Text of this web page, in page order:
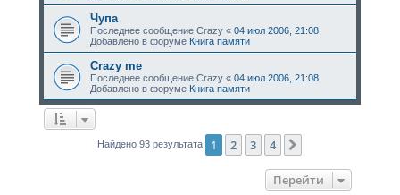
Чупа
Последнее сообщение Crazy« 04 июл 2006, 21:08
Добавлено в форуме Книга памяти
Crazy me
Последнее сообщение Crazy« 04 июл 2006, 21:08
Добавлено в форуме Книга памяти
Найдено 93 результата 1 2 3 4
Перейти